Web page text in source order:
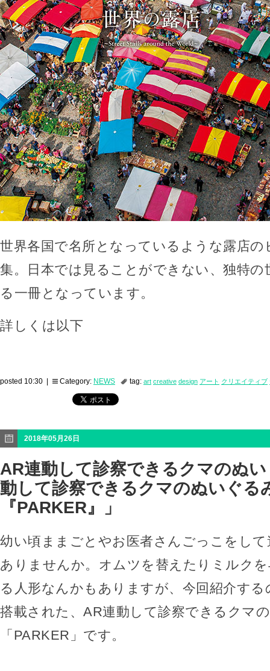
世界各国で名所となっているような露店の
集。日本では見ることができない、独特の
る一冊となっています。
詳しくは以下
posted 10:30 | Category: NEWS tag: art creative design アート クリエイティブ
2018年05月26日
AR連動して診察できるクマのぬ
動して診察できるクマのぬいぐる
『PARKER』」
幼い頃ままごとやお医者さんごっこをし
ありませんか。オムツを替えたりミルク
る人形なんかもありますが、今回紹介する
搭載された、AR連動して診察できるクマ
「PARKER」です。